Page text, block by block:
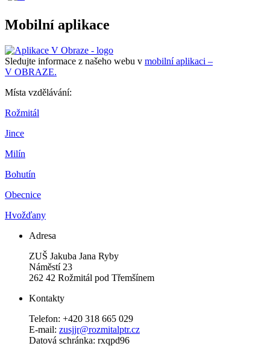
Mobilní aplikace
Sledujte informace z našeho webu v mobilní aplikaci –
V OBRAZE.
Místa vzdělávání:
Rožmitál
Jince
Milín
Bohutín
Obecnice
Hvožďany
Adresa
ZUŠ Jakuba Jana Ryby
Náměstí 23
262 42 Rožmitál pod Třemšínem
Kontakty
Telefon: +420 318 665 029
E-mail: zusjjr@rozmitalptr.cz
Datová schránka: rxqpd96